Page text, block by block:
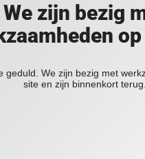
We zijn bezig
geduld. We zijn bezig met
site en zijn binnenkort terug.